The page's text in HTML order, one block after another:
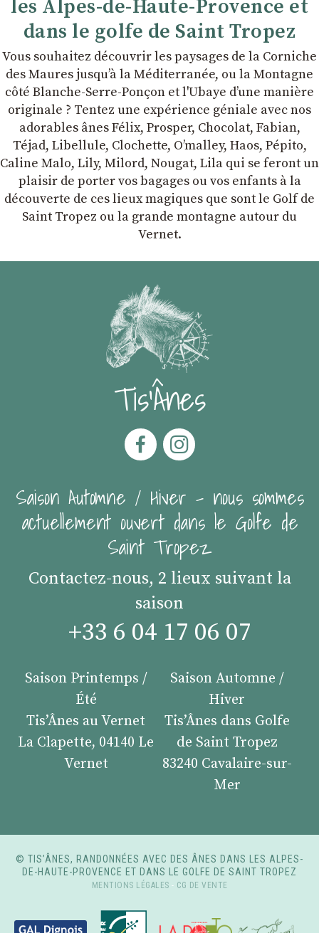
les Alpes-de-Haute-Provence et
dans le golfe de Saint Tropez
Vous souhaitez découvrir les paysages de la Corniche
des Maures jusqu’à la Méditerranée, ou la Montagne
côté Blanche-Serre-Ponçon et l'Ubaye dʼune manière
originale ? Tentez une expérience géniale avec nos
adorables ânes Félix, Prosper, Chocolat, Fabian,
Téjad, Libellule, Clochette, Oʼmalley, Haos, Pépito,
Caline Malo, Lily, Milord, Nougat, Lila qui se feront un
plaisir de porter vos bagages ou vos enfants à la
découverte de ces lieux magiques que sont le Golf de
Saint Tropez ou la grande montagne autour du
Vernet.
Tis'Ânes
Saison Automne / Hiver - nous sommes
actuellement ouvert dans le Golfe de
Saint Tropez
Contactez-nous, 2 lieux suivant la
saison
+33 6 04 17 06 07
Saison Printemps /
Été
Tis’Ânes au Vernet
La Clapette, 04140 Le
Vernet
Saison Automne /
Hiver
Tis’Ânes dans Golfe
de Saint Tropez
83240 Cavalaire-sur-
Mer
© TIS’ÂNES, RANDONNÉES AVEC DES ÂNES DANS LES ALPES-
DE-HAUTE-PROVENCE ET DANS LE GOLFE DE SAINT TROPEZ
MENTIONS LÉGALES - CG DE VENTE